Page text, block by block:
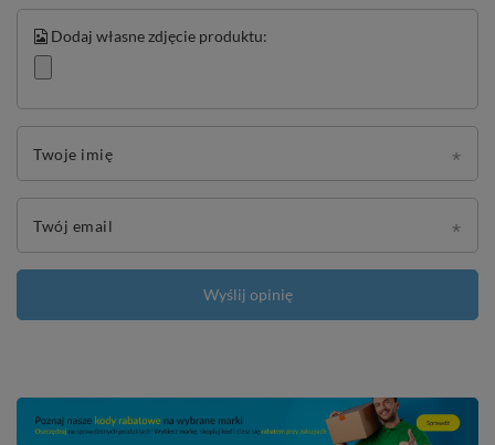
Dodaj własne zdjęcie produktu:
Twoje imię
Twój email
Wyślij opinię